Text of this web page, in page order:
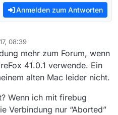
Anmelden zum Antworten
08:39
mehr zum Forum, wenn
41.0.1 verwende. Ein
alten Mac leider nicht.
Wenn ich mit firebug
Verbindung nur “Aborted”